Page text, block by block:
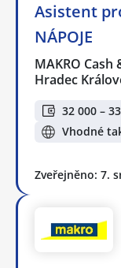
Asistent
NÁPOJE
MAKRO Cash
Hradec
32 000 –
Vhodné
Zveřejněno: 7.